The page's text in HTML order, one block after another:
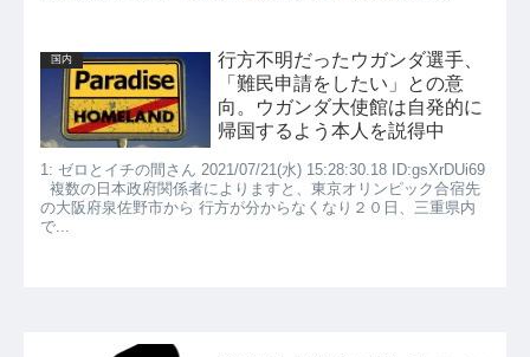
国内
行方不明だったウガンダ選手、
「難民申請をしたい」との意
向。ウガンダ大使館は自発的に
帰国するよう本人を説得中
1: ゼロとイチの間さん 2021/07/21(水) 15:28:30.18 ID:gsXrDUi69
複数の日本政府関係者によりますと、東京オリンピック合宿先
の大阪府泉佐野市から 行方が分からなくなり２０日、三重県内
で...